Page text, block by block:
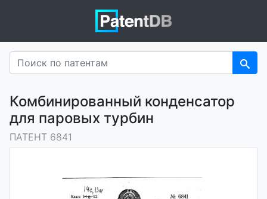
Комбинированный конденсатор
для паровых турбин
ПАТЕНТ 6841